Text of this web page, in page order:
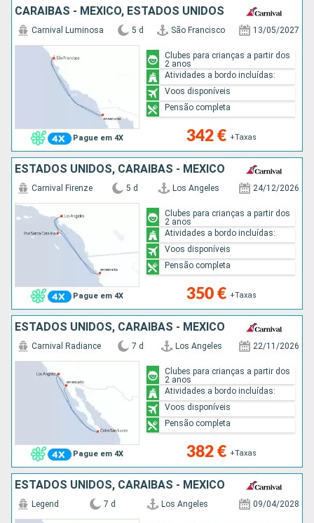
CARAIBAS - MEXICO, ESTADOS UNIDOS
Pague em 4X
Carnival Luminosa 5 d São Francisco 13/05/2027
342 € +Taxas
Clubes para crianças a partir dos
2 anos
Atividades a bordo incluídas:
Voos disponíveis
Pensão completa
ESTADOS UNIDOS, CARAIBAS - MEXICO
Pague em 4X
Carnival Firenze 5 d Los Angeles 24/12/2026
350 € +Taxas
Clubes para crianças a partir dos
2 anos
Atividades a bordo incluídas:
Voos disponíveis
Pensão completa
ESTADOS UNIDOS, CARAIBAS - MEXICO
Pague em 4X
Carnival Radiance 7 d Los Angeles 22/11/2026
382 € +Taxas
Clubes para crianças a partir dos
2 anos
Atividades a bordo incluídas:
Voos disponíveis
Pensão completa
ESTADOS UNIDOS, CARAIBAS - MEXICO
Legend 7 d Los Angeles 09/04/2028